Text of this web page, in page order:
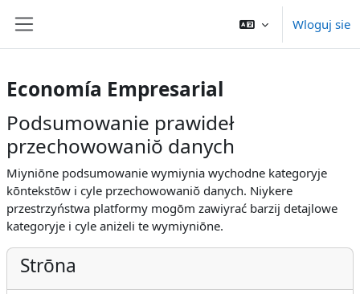
Wloguj sie
Economía Empresarial
Podsumowanie prawideł
przechowowaniŏ danych
Miyniōne podsumowanie wymiynia wychodne kategoryje
kōntekstōw i cyle przechowowaniŏ danych. Niykere
przestrzyństwa platformy mogōm zawiyrać barzij detajlowe
kategoryje i cyle aniżeli te wymiyniōne.
Strōna